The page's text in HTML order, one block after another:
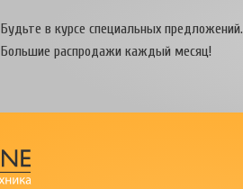
Будьте в курсе специальных предложений.
Большие распродажи каждый месяц!